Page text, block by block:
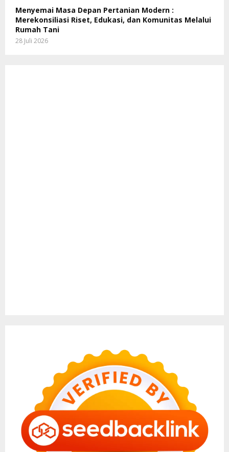
Menyemai Masa Depan Pertanian Modern :
Merekonsiliasi Riset, Edukasi, dan Komunitas Melalui
Rumah Tani
28 Juli 2026